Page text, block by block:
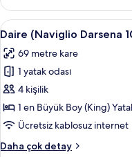
hakkında
daha
fazla
Daire
(Naviglio
Darsena
10)
için
tüm
fotoğrafları
14
Daire (Naviglio Darsena
69 metre kare
1 yatak odası
4 kişilik
1 en Büyük Boy (King)
Ücretsiz kablosuz internet
Daha çok detay
Daire